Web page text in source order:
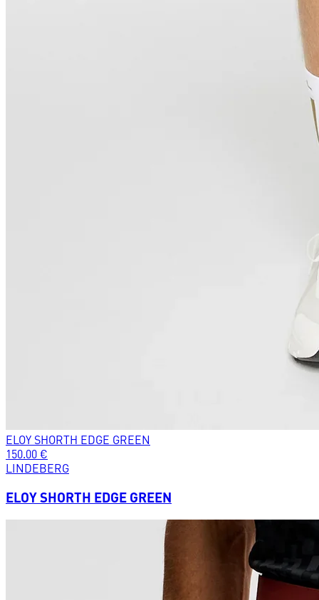
ELOY SHORTH EDGE GREEN
150.00 €
LINDEBERG
ELOY SHORTH EDGE GREEN